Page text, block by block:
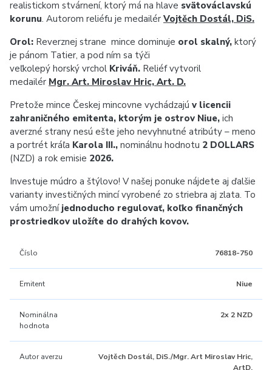
realistickom stvárnení, ktorý má na hlave svätováclavskú
korunu. Autorom reliéfu je medailér Vojtěch Dostál, DiS.
Orol: Reverznej strane mince dominuje orol skalný, ktorý
je pánom Tatier, a pod ním sa týči
veľkolepý horský vrchol Kriváň. Reliéf vytvoril
medailér Mgr. Art. Miroslav Hric, Art. D.
Pretože mince Českej mincovne vychádzajú v licencii
zahraničného emitenta, ktorým je ostrov Niue, ich
averzné strany nesú ešte jeho nevyhnutné atribúty – meno
a portrét kráľa Karola III., nominálnu hodnotu 2 DOLLARS
(NZD) a rok emisie 2026.
Investuje múdro a štýlovo! V našej ponuke nájdete aj ďalšie
varianty investičných mincí vyrobené zo striebra aj zlata. To
vám umožní jednoducho regulovať, koľko finančných
prostriedkov uložíte do drahých kovov.
Číslo 76818-750
Emitent Niue
Nominálna
hodnota
2x 2 NZD
Autor averzu
Vojtěch Dostál, DiS./Mgr. Art Miroslav Hric,
ArtD.